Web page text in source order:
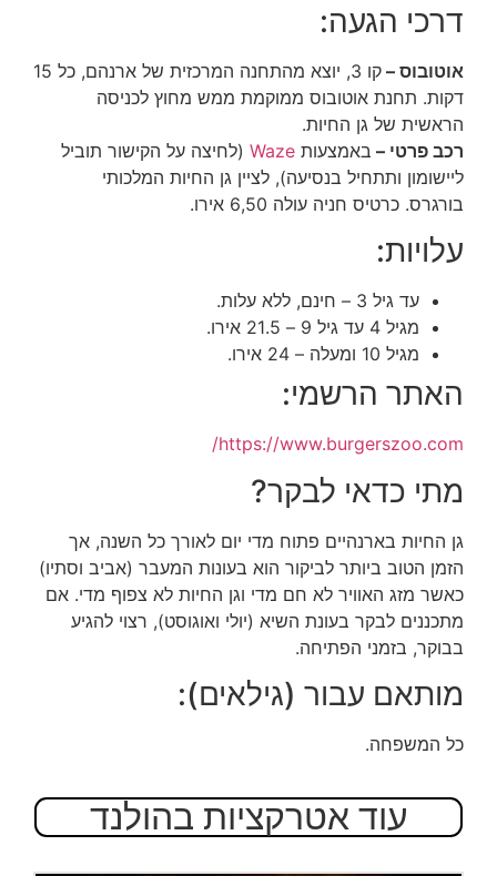
דרכי הגעה:
אוטובוס – קו 3,
יוצא מהתחנה המרכזית של ארנהם, כל 15
דקות. תחנת אוטובוס ממוקמת ממש מחוץ לכניסה
הראשית של גן החיות.
רכב פרטי – באמצעות Waze (לחיצה על הקישור תוביל
ליישומון ותתחיל בנסיעה), לציין גן החיות המלכותי
בורגרס. כרטיס חניה עולה 6,50 אירו.
עלויות:
עד גיל 3 – חינם, ללא עלות.
מגיל 4 עד גיל 9 – 21.5 אירו.
מגיל 10 ומעלה – 24 אירו.
האתר הרשמי:
https://www.burgerszoo.com/
מתי כדאי לבקר?
גן החיות בארנהיים פתוח מדי יום לאורך כל השנה, אך
הזמן הטוב ביותר לביקור הוא בעונות המעבר (אביב וסתיו)
כאשר מזג האוויר לא חם מדי וגן החיות לא צפוף מדי. אם
מתכננים לבקר בעונת השיא (יולי ואוגוסט), רצוי להגיע
בבוקר, בזמני הפתיחה.
מותאם עבור (גילאים):
כל המשפחה.
עוד אטרקציות בהולנד